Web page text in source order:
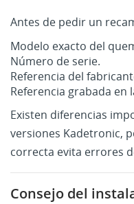
Antes de pedir un
Modelo exacto del
Número de serie.
Referencia del
Referencia grabada en
Existen diferencias
versiones Kadetronic,
correcta evita errores
Consejo del